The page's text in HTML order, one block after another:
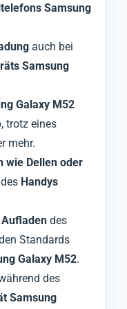
Samsung
auch bei
Samsung
Galaxy M52
trotz eines
mehr.
wie Dellen oder
des Handys
des
Standards
Galaxy M52.
des
Samsung